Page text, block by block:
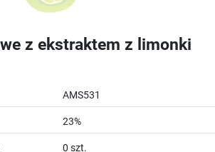
z ekstraktem z limonki
AMS531
23%
0 szt.